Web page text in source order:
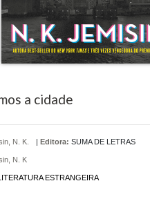
a cidade
N. K.
N. K
Editora: SUMA DE LETRAS
LITERATURA ESTRANGEIRA